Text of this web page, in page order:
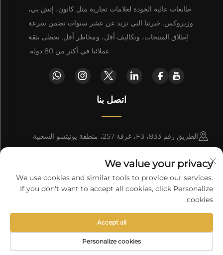
طابعات عالية الجودة لعلامات تجارية مثل كانون، إتش بي،
وزيروكس. خبرتنا التي تزيد عن عشر سنوات تضمن سرعة
إطلاق المنتجات، وتكاليف أقل، ومخاطر أقل. نحظى بثقة
عملائنا في أكثر من 80 دولة.
اتصل بنا
الطريق رقم 833، F3، غرفة 257، منطقة يوئيتشو الشعبية
الشمالية، قوانغتشو، الصين
المحدودة. جميع الحقوق محفوظة.سياسة الخصوصية
We value your privacy
We use cookies and similar tools to provide our services.
If you don't want to accept all cookies, click Personalize
cookies.
Personalize cookies
Accept all